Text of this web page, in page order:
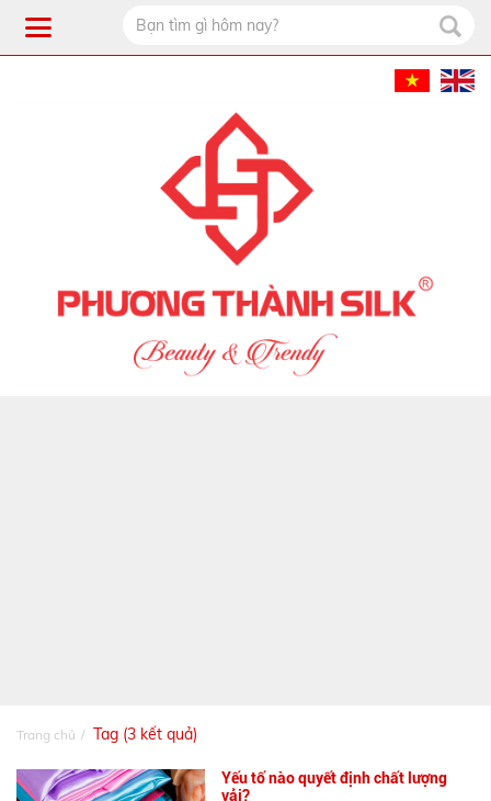
Trang chủ Tag (3 kết quả)
Yếu tố nào quyết định chất lượng
vải?